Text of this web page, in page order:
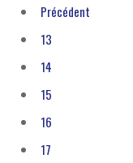
Précédent
13
14
15
16
17